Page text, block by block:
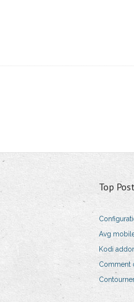
Top
Avg
Kodi
Comment